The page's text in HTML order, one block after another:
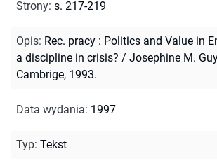
Strony: s. 217-219
Opis: Rec. pracy : Politics and Value in
a discipline in crisis? / Josephine M.
Cambrige, 1993.
Data wydania: 1997
Typ: Tekst